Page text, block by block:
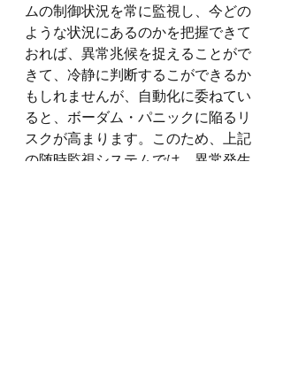
ムの制御状況を常に監視し、今どの
ような状況にあるのかを把握できて
おれば、異常兆候を捉えることがで
きて、冷静に判断するこができるか
もしれませんが、自動化に委ねてい
ると、ボーダム・パニックに陥るリ
スクが高まります。このため、上記
の随時監視システムでは、異常発生